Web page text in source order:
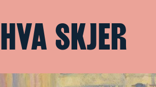
HVA SKJER